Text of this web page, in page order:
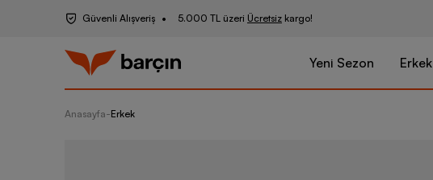
Güvenli Alışveriş 5.000 TL üzeri Ücretsiz kargo!
Yeni Sezon Erkek
Anasayfa-Erkek